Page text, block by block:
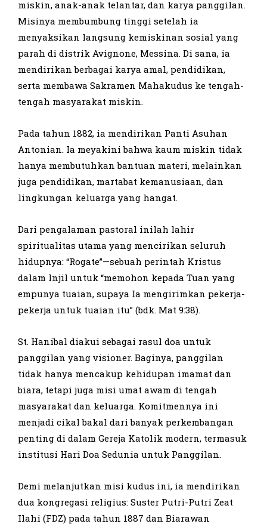
miskin, anak-anak telantar, dan karya panggilan.
Misinya membumbung tinggi setelah ia
menyaksikan langsung kemiskinan sosial yang
parah di distrik Avignone, Messina. Di sana, ia
mendirikan berbagai karya amal, pendidikan,
serta membawa Sakramen Mahakudus ke tengah-
tengah masyarakat miskin.
Pada tahun 1882, ia mendirikan Panti Asuhan
Antonian. Ia meyakini bahwa kaum miskin tidak
hanya membutuhkan bantuan materi, melainkan
juga pendidikan, martabat kemanusiaan, dan
lingkungan keluarga yang hangat.
Dari pengalaman pastoral inilah lahir
spiritualitas utama yang mencirikan seluruh
hidupnya: “Rogate”—sebuah perintah Kristus
dalam Injil untuk “memohon kepada Tuan yang
empunya tuaian, supaya Ia mengirimkan pekerja-
pekerja untuk tuaian itu” (bdk. Mat 9:38).
St. Hanibal diakui sebagai rasul doa untuk
panggilan yang visioner. Baginya, panggilan
tidak hanya mencakup kehidupan imamat dan
biara, tetapi juga misi umat awam di tengah
masyarakat dan keluarga. Komitmennya ini
menjadi cikal bakal dari banyak perkembangan
penting di dalam Gereja Katolik modern, termasuk
institusi Hari Doa Sedunia untuk Panggilan.
Demi melanjutkan misi kudus ini, ia mendirikan
dua kongregasi religius: Suster Putri-Putri Zeat
Ilahi (FDZ) pada tahun 1887 dan Biarawan